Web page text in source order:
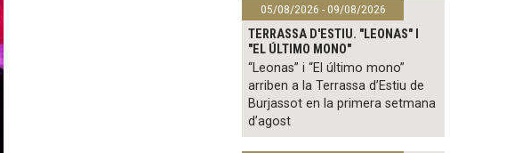
05/08/2026 - 09/08/2026
TERRASSA D'ESTIU. "LEONAS" I
"EL ÚLTIMO MONO"
“Leonas” i “El último mono”
arriben a la Terrassa d’Estiu de
Burjassot en la primera setmana
d’agost